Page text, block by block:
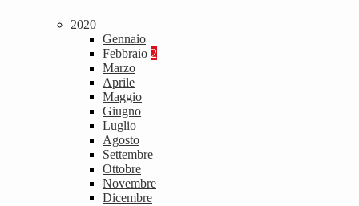
2020
Gennaio
Febbraio 2
Marzo
Aprile
Maggio
Giugno
Luglio
Agosto
Settembre
Ottobre
Novembre
Dicembre